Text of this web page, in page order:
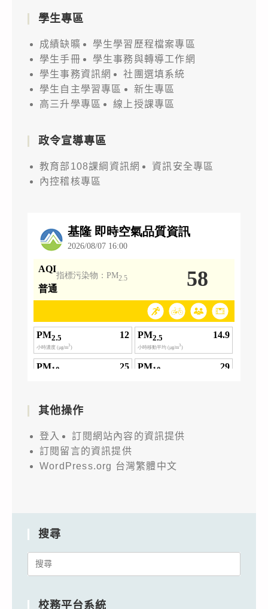
學生專區
成績缺曠
學生學習歷程檔案專區
學生手冊
學生事務與轉導工作網
學生事務資訊網
社團選填系統
學生自主學習專區
新生專區
高三升學專區
線上授課專區
政令宣導專區
教育部108課綱資訊網
資訊安全專區
內控稽核專區
其他操作
登入
訂閱網站內容的資訊提供
訂閱留言的資訊提供
WordPress.org 台灣繁體中文
搜尋
Search
校務平台系統